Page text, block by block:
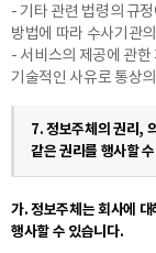
- 기타 관련 법령의 규
방법에 따라 수사기관
- 서비스의 제공에 관
기술적인 사유로 통상
7. 정보주체의 권리,
같은 권리를 행사할
가. 정보주체는 회사에
행사할 수 있습니다.
예약날짜
예약시간
내용